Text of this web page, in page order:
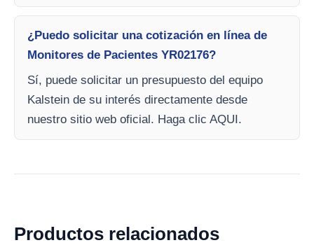
¿Puedo solicitar una cotización en línea de
Monitores de Pacientes YR02176?
Sí, puede solicitar un presupuesto del equipo
Kalstein de su interés directamente desde
nuestro sitio web oficial. Haga clic AQUI.
Productos relacionados